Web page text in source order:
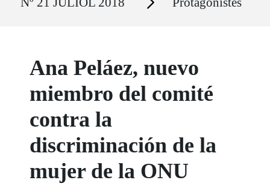
Ana Peláez, nuevo
miembro del comité
contra la
discriminación de la
mujer de la ONU